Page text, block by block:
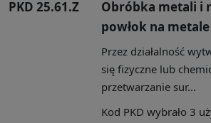
PKD 25.61.Z
Obróbka metali i
powłok na metale
Przez działalność
się fizyczne lub
przetwarzanie sur...
Kod PKD wybrało 3